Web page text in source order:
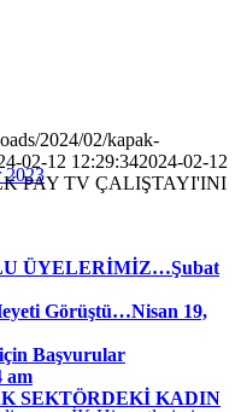
2023
2024/02/kapak-
02-12 12:29:342024-02-12
PAY TV ÇALIŞTAYI'INI
ÜYELERİMİZ…Şubat
Görüştü…Nisan 19,
Başvurular
am
SEKTÖRDEKİ KADIN